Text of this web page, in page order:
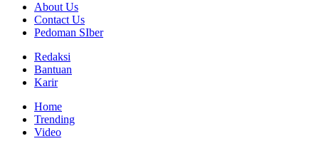
About Us
Contact Us
Pedoman SIber
Redaksi
Bantuan
Karir
Home
Trending
Video